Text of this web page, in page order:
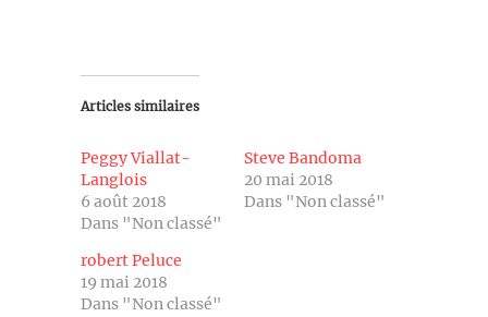
Articles similaires
Peggy Viallat-
Langlois
6 août 2018
Dans "Non classé"
Steve Bandoma
20 mai 2018
Dans "Non classé"
robert Peluce
19 mai 2018
Dans "Non classé"